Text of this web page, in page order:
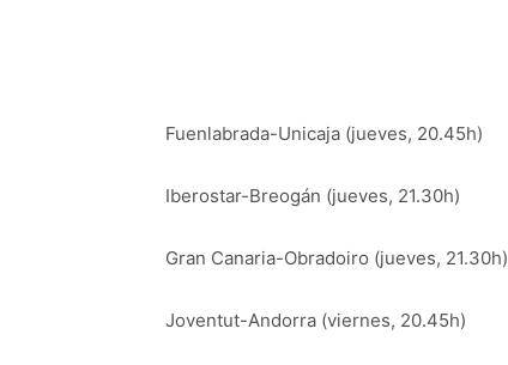
Fuenlabrada-Unicaja (jueves, 20.45h)
Iberostar-Breogán (jueves, 21.30h)
Gran Canaria-Obradoiro (jueves, 21.30h)
Joventut-Andorra (viernes, 20.45h)